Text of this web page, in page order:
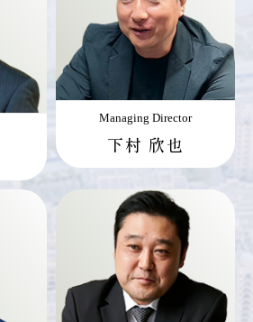
Managing Director
下村 欣也